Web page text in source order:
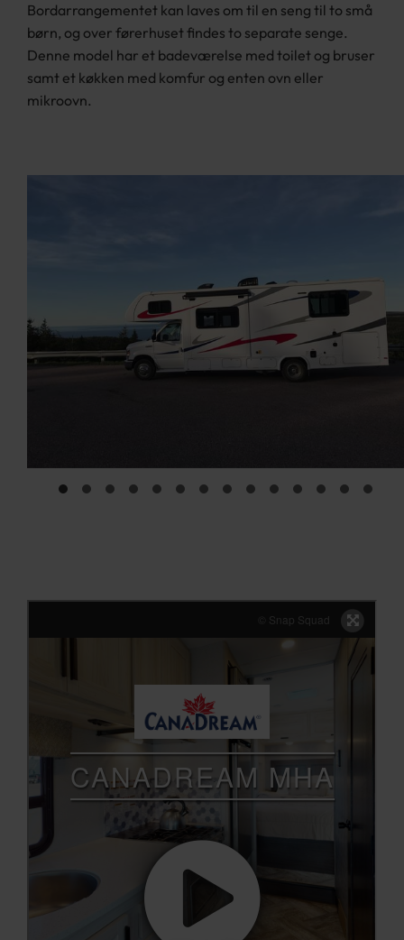
Bordarrangementet kan laves om til en seng til to små
børn, og over førerhuset findes to separate senge.
Denne model har et badeværelse med toilet og bruser
samt et køkken med komfur og enten ovn eller
mikroovn.